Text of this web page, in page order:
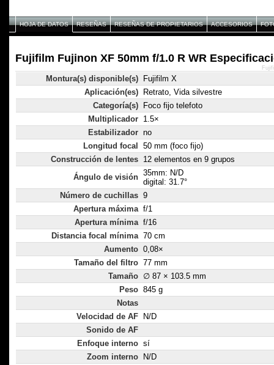
HOJA DE DATOS RESEÑAS RESEÑAS DE PROPIETARIOS ACCESORIOS
Fujifilm Fujinon XF 50mm f/1.0 R WR
Montura(s) disponible(s)
Fujifilm X
Aplicación(es)
Retrato, Vida silvestre
Categoría(s)
Foco fijo telefoto
Multiplicador 1.5×
Estabilizador no
Longitud focal
50 mm (foco fijo)
Construcción de lentes 12 elementos en 9 grupos
Ángulo de visión 35mm: N/D
digital: 31.7°
Número de cuchillas 9
Apertura máxima f/1
Apertura mínima f/16
Distancia focal mínima 70 cm
Aumento 0,08×
Tamaño del filtro 77 mm
Tamaño ∅ 87 × 103.5 mm
Peso 845 g
Notas
Velocidad de AF
N/D
Sonido de AF
Enfoque interno sí
Zoom interno
N/D